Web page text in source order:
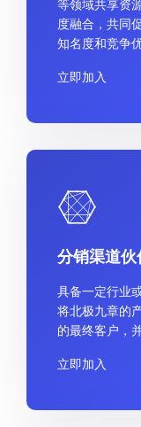
等领域共享资
度融合，共同
知名度和竞争优
立即加入
分销渠道伙
具备一定行业
将北极九章的
的最终客户，
立即加入